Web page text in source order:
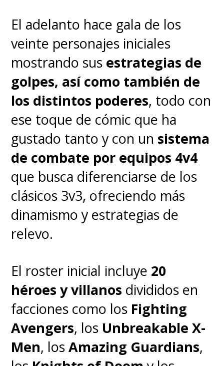
El adelanto hace gala de los
veinte personajes iniciales
mostrando sus estrategias de
golpes, así como también de
los distintos poderes, todo con
ese toque de cómic que ha
gustado tanto y con un sistema
de combate por equipos 4v4
que busca diferenciarse de los
clásicos 3v3, ofreciendo más
dinamismo y estrategias de
relevo.
El roster inicial incluye 20
héroes y villanos divididos en
facciones como los Fighting
Avengers, los Unbreakable X-
Men, losAmazing Guardians,